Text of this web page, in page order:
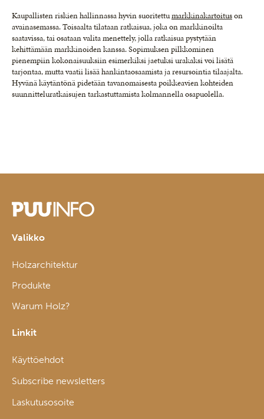
Kaupallisten riskien hallinnassa hyvin suoritettumarkkinakartoituson
avainasemassa. Toisaalta tilataan ratkaisua, joka on markkinoilta
saatavissa, tai osataan valita menettely, jolla ratkaisua pystytään
kehittämään markkinoiden kanssa. Sopimuksen pilkkominen
pienempiin kokonaisuuksiin esimerkiksi jaetuksi urakaksi voi lisätä
tarjontaa, mutta vaatii lisää hankintaosaamista ja resursointia tilaajalta.
Hyvänä käytäntönä pidetään tavanomaisesta poikkeavien kohteiden
suunnitteluratkaisujen tarkastuttamista kolmannella osapuolella.
Valikko
Holzarchitektur
Produkte
Warum Holz?
Linkit
Käyttöehdot
Subscribe newsletters
Laskutusosoite